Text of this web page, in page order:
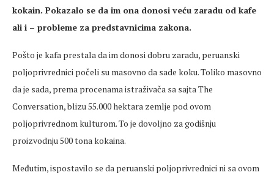
kokain. Pokazalo se da im ona donosi veću zaradu od kafe
ali i – probleme za predstavnicima zakona.
Pošto je kafa prestala da im donosi dobru zaradu, peruanski
poljoprivrednici počeli su masovno da sade koku. Toliko masovno
da je sada, prema procenama istraživača sa sajta The
Conversation, blizu 55.000 hektara zemlje pod ovom
poljoprivrednom kulturom. To je dovoljno za godišnju
proizvodnju 500 tona kokaina.
Međutim, ispostavilo se da peruanski poljoprivrednici ni sa ovom